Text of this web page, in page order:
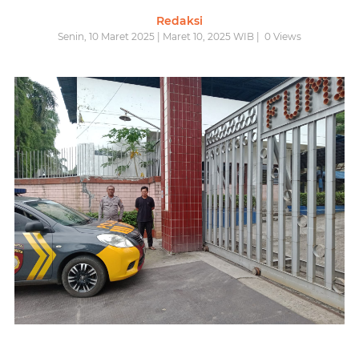
Redaksi
Senin, 10 Maret 2025 | Maret 10, 2025 WIB | 0 Views